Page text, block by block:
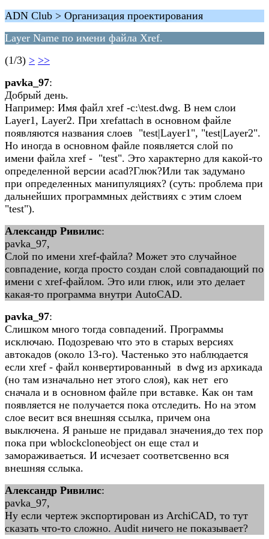
ADN Club > Организация проектирования
Layer Name по имени файла Xref.
(1/3) > >>
pavka_97:
Добрый день.
Например: Имя файл xref -c:\test.dwg. В нем слои
Layer1, Layer2. При xrefattach в основном файле
появляются названия слоев "test|Layer1", "test|Layer2".
Но иногда в основном файле появляется слой по
имени файла xref - "test". Это характерно для какой-то
определенной версии acad?Глюк?Или так задумано
при определенных манипуляциях? (суть: проблема при
дальнейших программных действиях с этим слоем
"test").
Александр Ривилис:
pavka_97,
Слой по имени xref-файла? Может это случайное
совпадение, когда просто создан слой совпадающий по
имени с xref-файлом. Это или глюк, или это делает
какая-то программа внутри AutoCAD.
pavka_97:
Слишком много тогда совпадений. Программы
исключаю. Подозреваю что это в старых версиях
автокадов (около 13-го). Частенько это наблюдается
если xref - файл конвертированный в dwg из архикада
(но там изначально нет этого слоя), как нет его
сначала и в основном файле при вставке. Как он там
появляется не получается пока отследить. Но на этом
слое весит вся внешняя ссылка, причем она
выключена. Я раньше не придавал значения,до тех пор
пока при wblockcloneobject он еще стал и
замораживаеться. И исчезает соответсвенно вся
внешняя сслыка.
Александр Ривилис:
pavka_97,
Ну если чертеж экспортирован из ArchiCAD, то тут
сказать что-то сложно. Audit ничего не показывает?